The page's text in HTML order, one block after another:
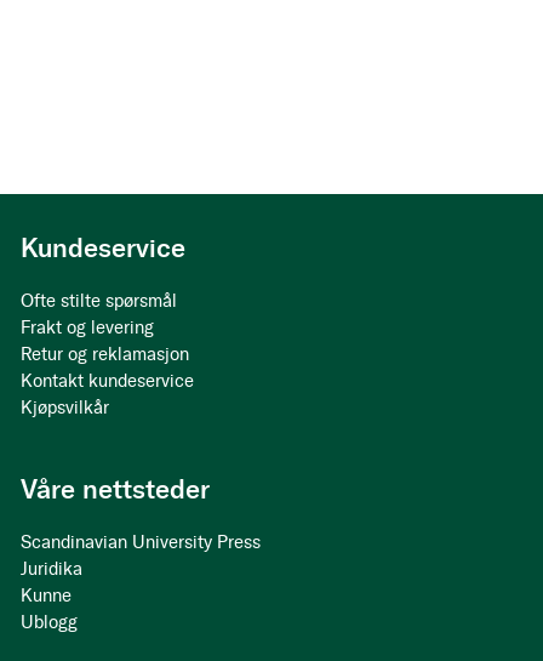
Kundeservice
Ofte stilte spørsmål
Frakt og levering
Retur og reklamasjon
Kontakt kundeservice
Kjøpsvilkår
Våre nettsteder
Scandinavian University Press
Juridika
Kunne
Ublogg